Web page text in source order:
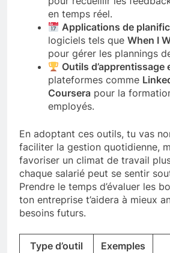
en temps réel.
Applications de
logiciels tels que When I
pour gérer les plannings
Outils d’apprentissage
plateformes comme
Coursera pour la
employés.
En adoptant ces outils, tu vas
faciliter la gestion quotidienne,
favoriser un climat de travail
chaque salarié peut se sentir
Prendre le temps d’évaluer les
ton entreprise t’aidera à mieux
besoins futurs.
Type d’outil Exemples